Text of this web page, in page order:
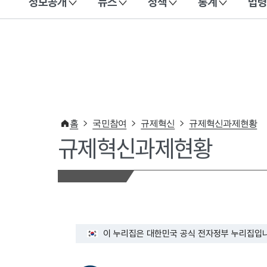
이 누리집은 대한민국 공식 전자정부 누리집입니다.
홈 국민참여 규제혁신 규제혁신과제현황
규제혁신과제현황